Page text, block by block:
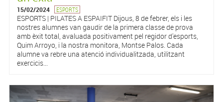
15/02/2024 ESPORTS
ESPORTS | PILATES A ESPAIFIT Dijous, 8 de febrer, els i les
nostres alumnes van gaudir de la primera classe de prova
amb èxit total, avaluada positivament pel regidor d'esports,
Quim Arroyo, i la nostra monitora, Montse Palos. Cada
alumne va rebre una atenció individualitzada, utilitzant
exercicis...